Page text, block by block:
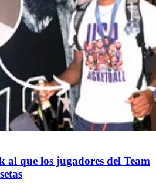
al que los jugadores del Team